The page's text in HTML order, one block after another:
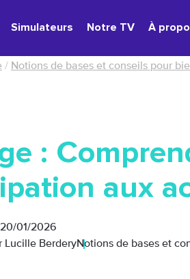
Simulateurs Notre TV À
/ Notions de bases et conseils pour
:
aux
20/01/2026
Lucille BerderyNotions de bases et